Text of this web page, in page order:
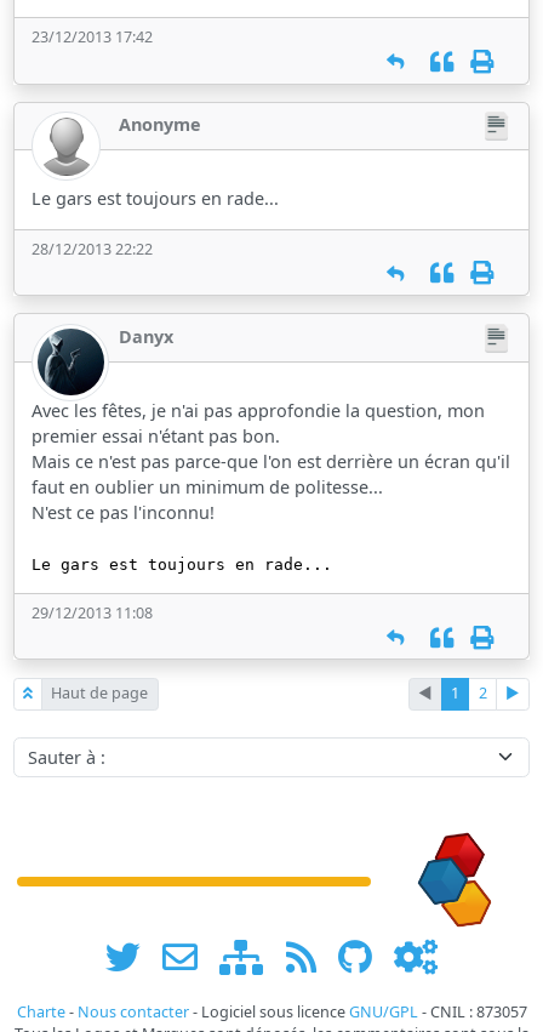
23/12/2013 17:42
Anonyme
Le gars est toujours en rade...
28/12/2013 22:22
Danyx
Avec les fêtes, je n'ai pas approfondie la question, mon
premier essai n'étant pas bon.
Mais ce n'est pas parce-que l'on est derrière un écran qu'il
faut en oublier un minimum de politesse...
N'est ce pas l'inconnu!
Le gars est toujours en rade...
29/12/2013 11:08
Haut de page ◄ 1 2 ►
Sauter à :
Charte- Nous contacter- Logiciel sous licenceGNU/GPL- CNIL : 873057